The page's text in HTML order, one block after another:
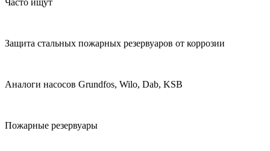
Защита стальных пожарных резервуаров от коррозии
Аналоги насосов Grundfos, Wilo, Dab, KSB
Пожарные резервуары